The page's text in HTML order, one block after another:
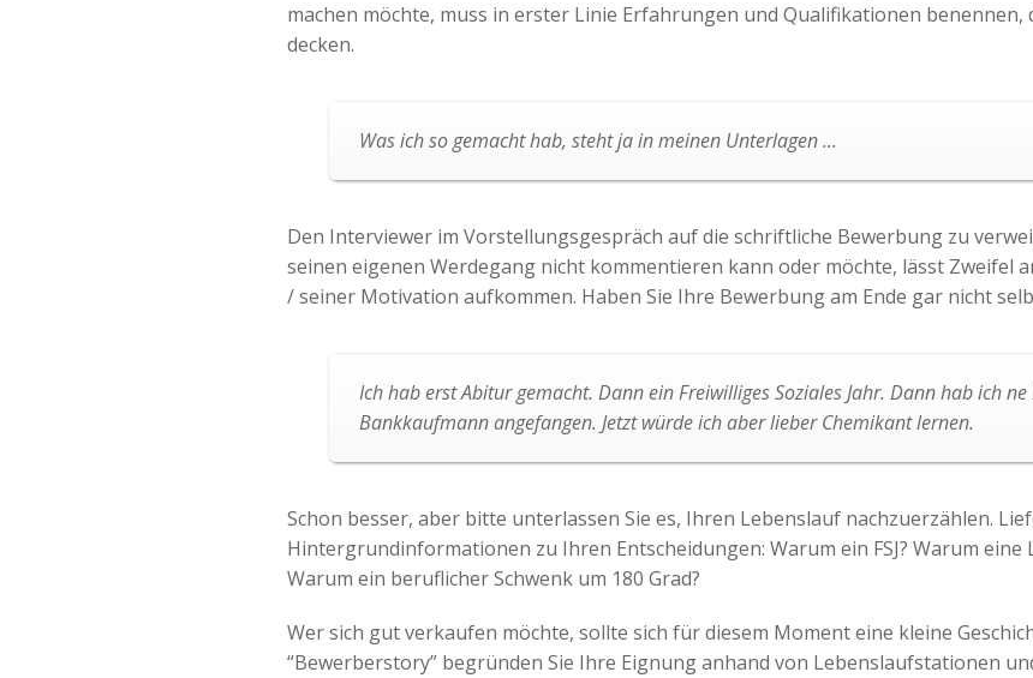
machen möchte, muss in erster Linie Erfahrungen und Qualifikationen benennen,
decken.
Was ich so gemacht hab, steht ja in meinen Unterlagen ...
Den Interviewer im Vorstellungsgespräch auf die schriftliche Bewerbung zu
seinen eigenen Werdegang nicht kommentieren kann oder möchte, lässt Zweifel
/ seiner Motivation aufkommen. Haben Sie Ihre Bewerbung am Ende gar nicht
Ich hab erst Abitur gemacht. Dann ein Freiwilliges Soziales Jahr. Dann hab ich ne
Bankkaufmann angefangen. Jetzt würde ich aber lieber Chemikant lernen.
Schon besser, aber bitte unterlassen Sie es, Ihren Lebenslauf nachzuerzählen.
Hintergrundinformationen zu Ihren Entscheidungen: Warum ein FSJ? Warum eine
Warum ein beruflicher Schwenk um 180 Grad?
Wer sich gut verkaufen möchte, sollte sich für diesem Moment eine kleine
“Bewerberstory” begründen Sie Ihre Eignung anhand von Lebenslaufstationen